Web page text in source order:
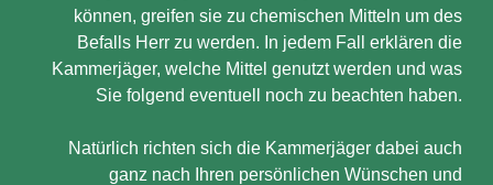
können, greifen sie zu chemischen Mitteln um des
Befalls Herr zu werden. In jedem Fall erklären die
Kammerjäger, welche Mittel genutzt werden und was
Sie folgend eventuell noch zu beachten haben.
Natürlich richten sich die Kammerjäger dabei auch
ganz nach Ihren persönlichen Wünschen und